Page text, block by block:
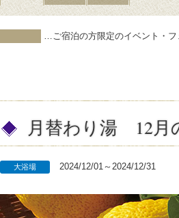
…ご宿泊の方限定のイベント・フ
月替わり湯 12月
大浴場 2024/12/01～2024/12/31